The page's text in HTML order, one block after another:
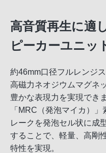
高音質再生に適
ピーカーユニッ
約46mm口径フルレンジ
高磁力ネオジウムマグネ
豊かな表現力を実現でき
「MRC（発泡マイカ）
レークを発泡セル状に成
することで、軽量、高剛
特性を実現。